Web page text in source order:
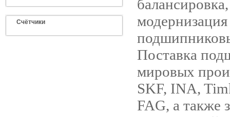
Счётчики
балансировка,
модернизация
Поставка
мировых
SKF, INA,
FAG, а также